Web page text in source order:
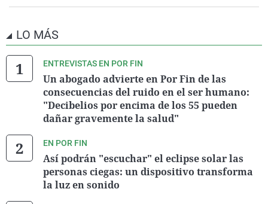
LO MÁS
ENTREVISTAS EN POR FIN
Un abogado advierte en Por Fin de las
consecuencias del ruido en el ser humano:
"Decibelios por encima de los 55 pueden
dañar gravemente la salud"
EN POR FIN
Así podrán "escuchar" el eclipse solar las
personas ciegas: un dispositivo transforma
la luz en sonido